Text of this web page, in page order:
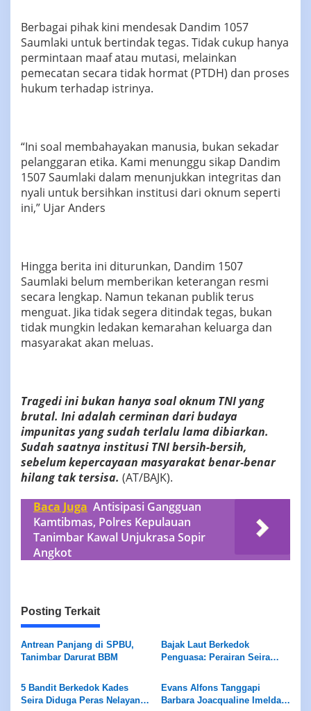
Berbagai pihak kini mendesak Dandim 1057
Saumlaki untuk bertindak tegas. Tidak cukup hanya
permintaan maaf atau mutasi, melainkan
pemecatan secara tidak hormat (PTDH) dan proses
hukum terhadap istrinya.
“Ini soal membahayakan manusia, bukan sekadar
pelanggaran etika. Kami menunggu sikap Dandim
1507 Saumlaki dalam menunjukkan integritas dan
nyali untuk bersihkan institusi dari oknum seperti
ini,” Ujar Anders
Hingga berita ini diturunkan, Dandim 1507
Saumlaki belum memberikan keterangan resmi
secara lengkap. Namun tekanan publik terus
menguat. Jika tidak segera ditindak tegas, bukan
tidak mungkin ledakan kemarahan keluarga dan
masyarakat akan meluas.
Tragedi ini bukan hanya soal oknum TNI yang
brutal. Ini adalah cerminan dari budaya
impunitas yang sudah terlalu lama dibiarkan.
Sudah saatnya institusi TNI bersih-bersih,
sebelum kepercayaan masyarakat benar-benar
hilang tak tersisa. (AT/BAJK).
Baca Juga Antisipasi Gangguan
Kamtibmas, Polres Kepulauan
Tanimbar Kawal Unjukrasa Sopir
Angkot
Posting Terkait
Antrean Panjang di SPBU,
Tanimbar Darurat BBM
Bajak Laut Berkedok
Penguasa: Perairan Seira
Dirampok Habis!
5 Bandit Berkedok Kades
Seira Diduga Peras Nelayan
Evans Alfons Tanggapi
Barbara Joacqualine Imelda